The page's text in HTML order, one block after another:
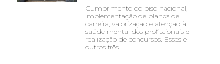
Cumprimento do piso nacional,
implementação de planos de
carreira, valorização e atenção à
saúde mental dos profissionais e
realização de concursos. Esses e
outros três